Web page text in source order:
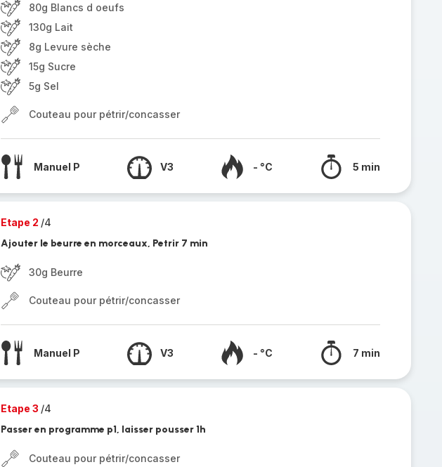
80g Blancs d oeufs
130g Lait
8g Levure sèche
15g Sucre
5g Sel
Couteau pour pétrir/concasser
Manuel P V3 - °C 5 min
Etape 2 /4
Ajouter le beurre en morceaux, Petrir 7 min
30g Beurre
Couteau pour pétrir/concasser
Manuel P V3 - °C 7 min
Etape 3 /4
Passer en programme p1, laisser pousser 1h
Couteau pour pétrir/concasser